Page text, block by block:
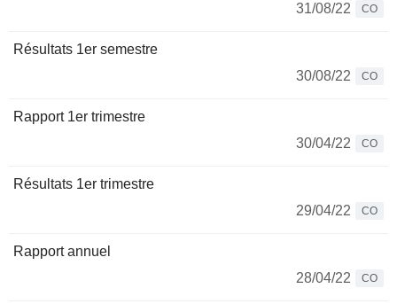
31/08/22
CO
Résultats 1er semestre
30/08/22
CO
Rapport 1er trimestre
30/04/22
CO
Résultats 1er trimestre
29/04/22
CO
Rapport annuel
28/04/22
CO